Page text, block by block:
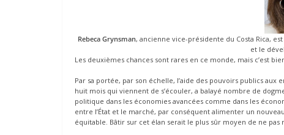
Rebeca Grynsman, ancienne vice-présidente du Costa Rica,
et le
Les deuxièmes chances sont rares en ce monde, mais c’est
Par sa portée, par son échelle, l’aide des pouvoirs publics
huit mois qui viennent de s’écouler, a balayé nombre de
politique dans les économies avancées comme dans les
entre l’État et le marché, par conséquent alimenter un
équitable. Bâtir sur cet élan serait le plus sûr moyen de ne